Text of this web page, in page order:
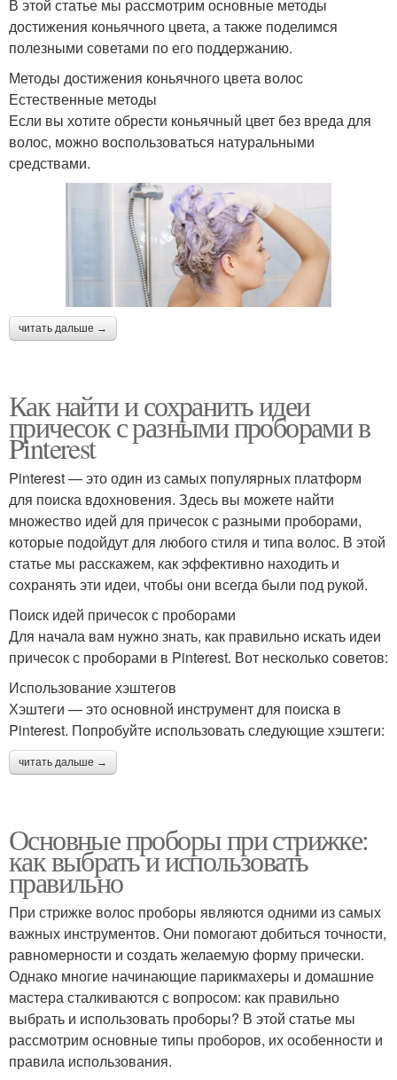
В этой статье мы рассмотрим основные методы
достижения коньячного цвета, а также поделимся
полезными советами по его поддержанию.
Методы достижения коньячного цвета волос
Естественные методы
Если вы хотите обрести коньячный цвет без вреда для
волос, можно воспользоваться натуральными
средствами.
читать дальше →
Как найти и сохранить идеи
причесок с разными проборами в
Pinterest
Pinterest — это один из самых популярных платформ
для поиска вдохновения. Здесь вы можете найти
множество идей для причесок с разными проборами,
которые подойдут для любого стиля и типа волос. В этой
статье мы расскажем, как эффективно находить и
сохранять эти идеи, чтобы они всегда были под рукой.
Поиск идей причесок с проборами
Для начала вам нужно знать, как правильно искать идеи
причесок с проборами в Pinterest. Вот несколько советов:
Использование хэштегов
Хэштеги — это основной инструмент для поиска в
Pinterest. Попробуйте использовать следующие хэштеги:
читать дальше →
Основные проборы при стрижке:
как выбрать и использовать
правильно
При стрижке волос проборы являются одними из самых
важных инструментов. Они помогают добиться точности,
равномерности и создать желаемую форму прически.
Однако многие начинающие парикмахеры и домашние
мастера сталкиваются с вопросом: как правильно
выбрать и использовать проборы? В этой статье мы
рассмотрим основные типы проборов, их особенности и
правила использования.